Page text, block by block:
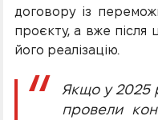
договору із
проєкту, а вже після
його реалізацію.
Якщо у 2025
провели